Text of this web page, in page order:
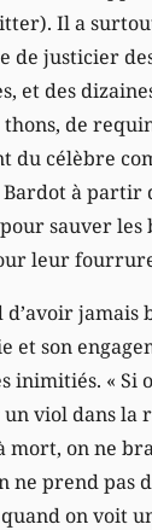
Il a
de justicier
et des
de
du célèbre
à partir
sauver les
leur
d’avoir jamais
et son
inimitiés. « Si
viol dans la
mort, on ne
ne prend pas
on voit